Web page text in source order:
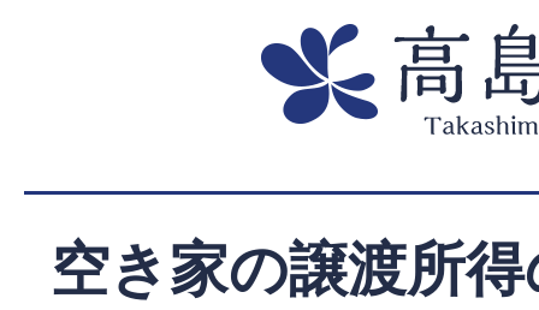
空き家の譲渡所